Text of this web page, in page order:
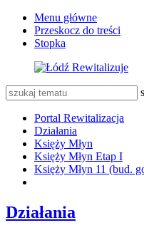
Menu główne
Przeskocz do treści
Stopka
Portal Rewitalizacja
Działania
Księży Młyn
Księży Młyn Etap I
Księży Młyn 11 (bud.
Działania